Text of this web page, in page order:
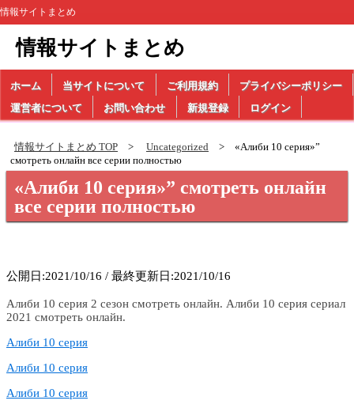
情報サイトまとめ
情報サイトまとめ
ホーム 当サイトについて ご利用規約
プライバシーポリシー
運営者について
お問い合わせ 新規登録 ログイン
情報サイトまとめ TOP Uncategorized
«Алиби 10 серия»”
смотреть онлайн все серии полностью
«Алиби 10 серия»” смотреть онлайн
все серии полностью
公開日:2021/10/16 / 最終更新日:2021/10/16
Алиби 10 серия 2 сезон смотреть онлайн. Алиби 10 серия сериал
2021 смотреть онлайн.
Алиби 10 серия
Алиби 10 серия
Алиби 10 серия